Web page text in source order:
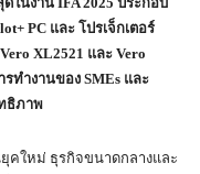
PC และ โปรเจ็กเตอร์
XL2521 และ Vero
รทำงานของ SMEs และ
ธิภาพ
คใหม่ ธุรกิจขนาดกลางและ